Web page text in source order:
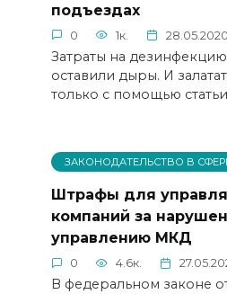
подъездах
0 1к. 28.05.2020
Затраты на
оставили дыры. И
только с помощью
ЗАКОНОДАТЕЛЬСТВО В
Штрафы для
компаний за
управлению МКД
0 4.6к.
В федеральном законе